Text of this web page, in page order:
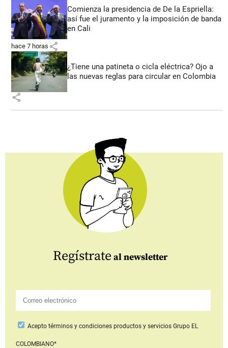
Comienza la presidencia de De la Espriella:
así fue el juramento y la imposición de banda
en Cali
hace 7 horas share
¿Tiene una patineta o cicla eléctrica? Ojo a
las nuevas reglas para circular en Colombia
share
Regístrate al newsletter
Aceptotérminos y condiciones productos y serviciosGrupo EL
COLOMBIANO*